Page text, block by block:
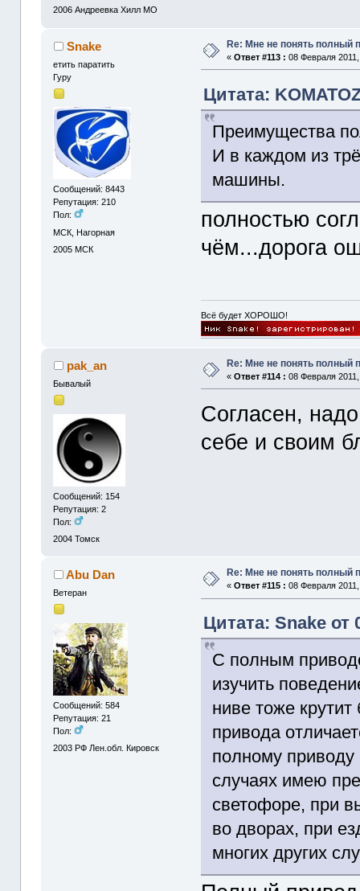
2006 Андреевка Хилл МО
Snake
етить паратить
Гуру
Сообщений: 8443
Репутация: 210
Пол:
МСК, Нагорная
2005 МСК
Re: Мне не понять полный
«Ответ #113 : 08 Февраля
Цитата:
Преимущества
И в каждом из
машины.
полностью
чём...дорога
Всё будет ХОРОШО!
pak_an
Бывалый
Сообщений: 154
Репутация: 2
Пол:
2004 Томск
Re: Мне не понять полный
«Ответ #114 : 08 Февраля
Согласен,
себе и своим
Abu Dan
Ветеран
Сообщений: 584
Репутация: 21
Пол:
2003 РФ Лен.обл. Кировск
Re: Мне не понять полный
«Ответ #115 : 08 Февраля
Цитата: Snake от
С полным
изучить
ниве тоже
привода
полному
случаях имею
светофоре, при
во дворах, при
многих других